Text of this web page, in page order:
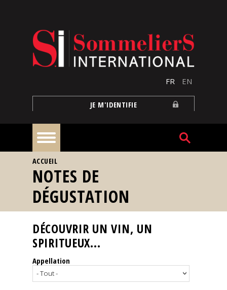
FR EN
JE M'IDENTIFIE
À
la
une
Reportages
Nos
Spiritueux
VOUS ÊTES ICI
ACCUEIL
NOTES DE
DÉGUSTATION
DÉCOUVRIR UN VIN, UN
SPIRITUEUX...
Appellation